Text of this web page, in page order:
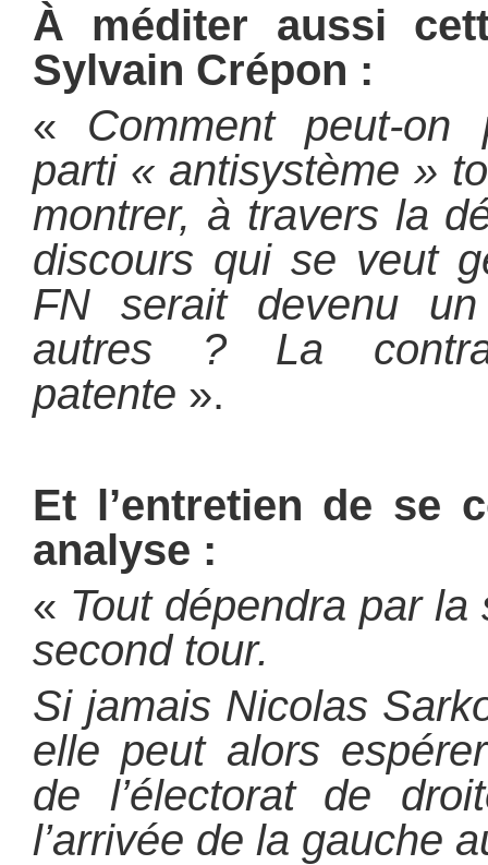
À méditer aussi
Sylvain Crépon :
« Comment peut-
parti « antisystème »
montrer, à travers la
discours qui se veut
FN serait devenu
autres ? La
patente ».
Et l’entretien de se
analyse :
« Tout dépendra par
second tour.
Si jamais Nicolas
elle peut alors
de l’électorat de
l’arrivée de la gauche